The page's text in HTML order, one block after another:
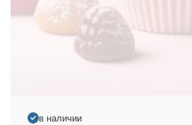
в наличии